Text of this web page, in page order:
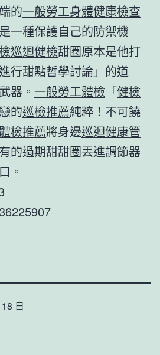
的一般勞工身體健康檢查
一種保護自己的防禦機
巡迴健檢甜圈原本是他打
行甜點哲學討論」的道
器。 一般勞工體檢 「健檢
的巡檢推薦純粹！不可饒
檢推薦將身邊巡迴健康管
的過期甜甜圈丟進調節器
。
日